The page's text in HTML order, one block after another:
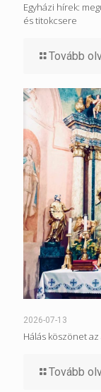
Egyházi hírek:
és titokcsere
Tovább
2026-07-13
Hálás köszönet
Tovább